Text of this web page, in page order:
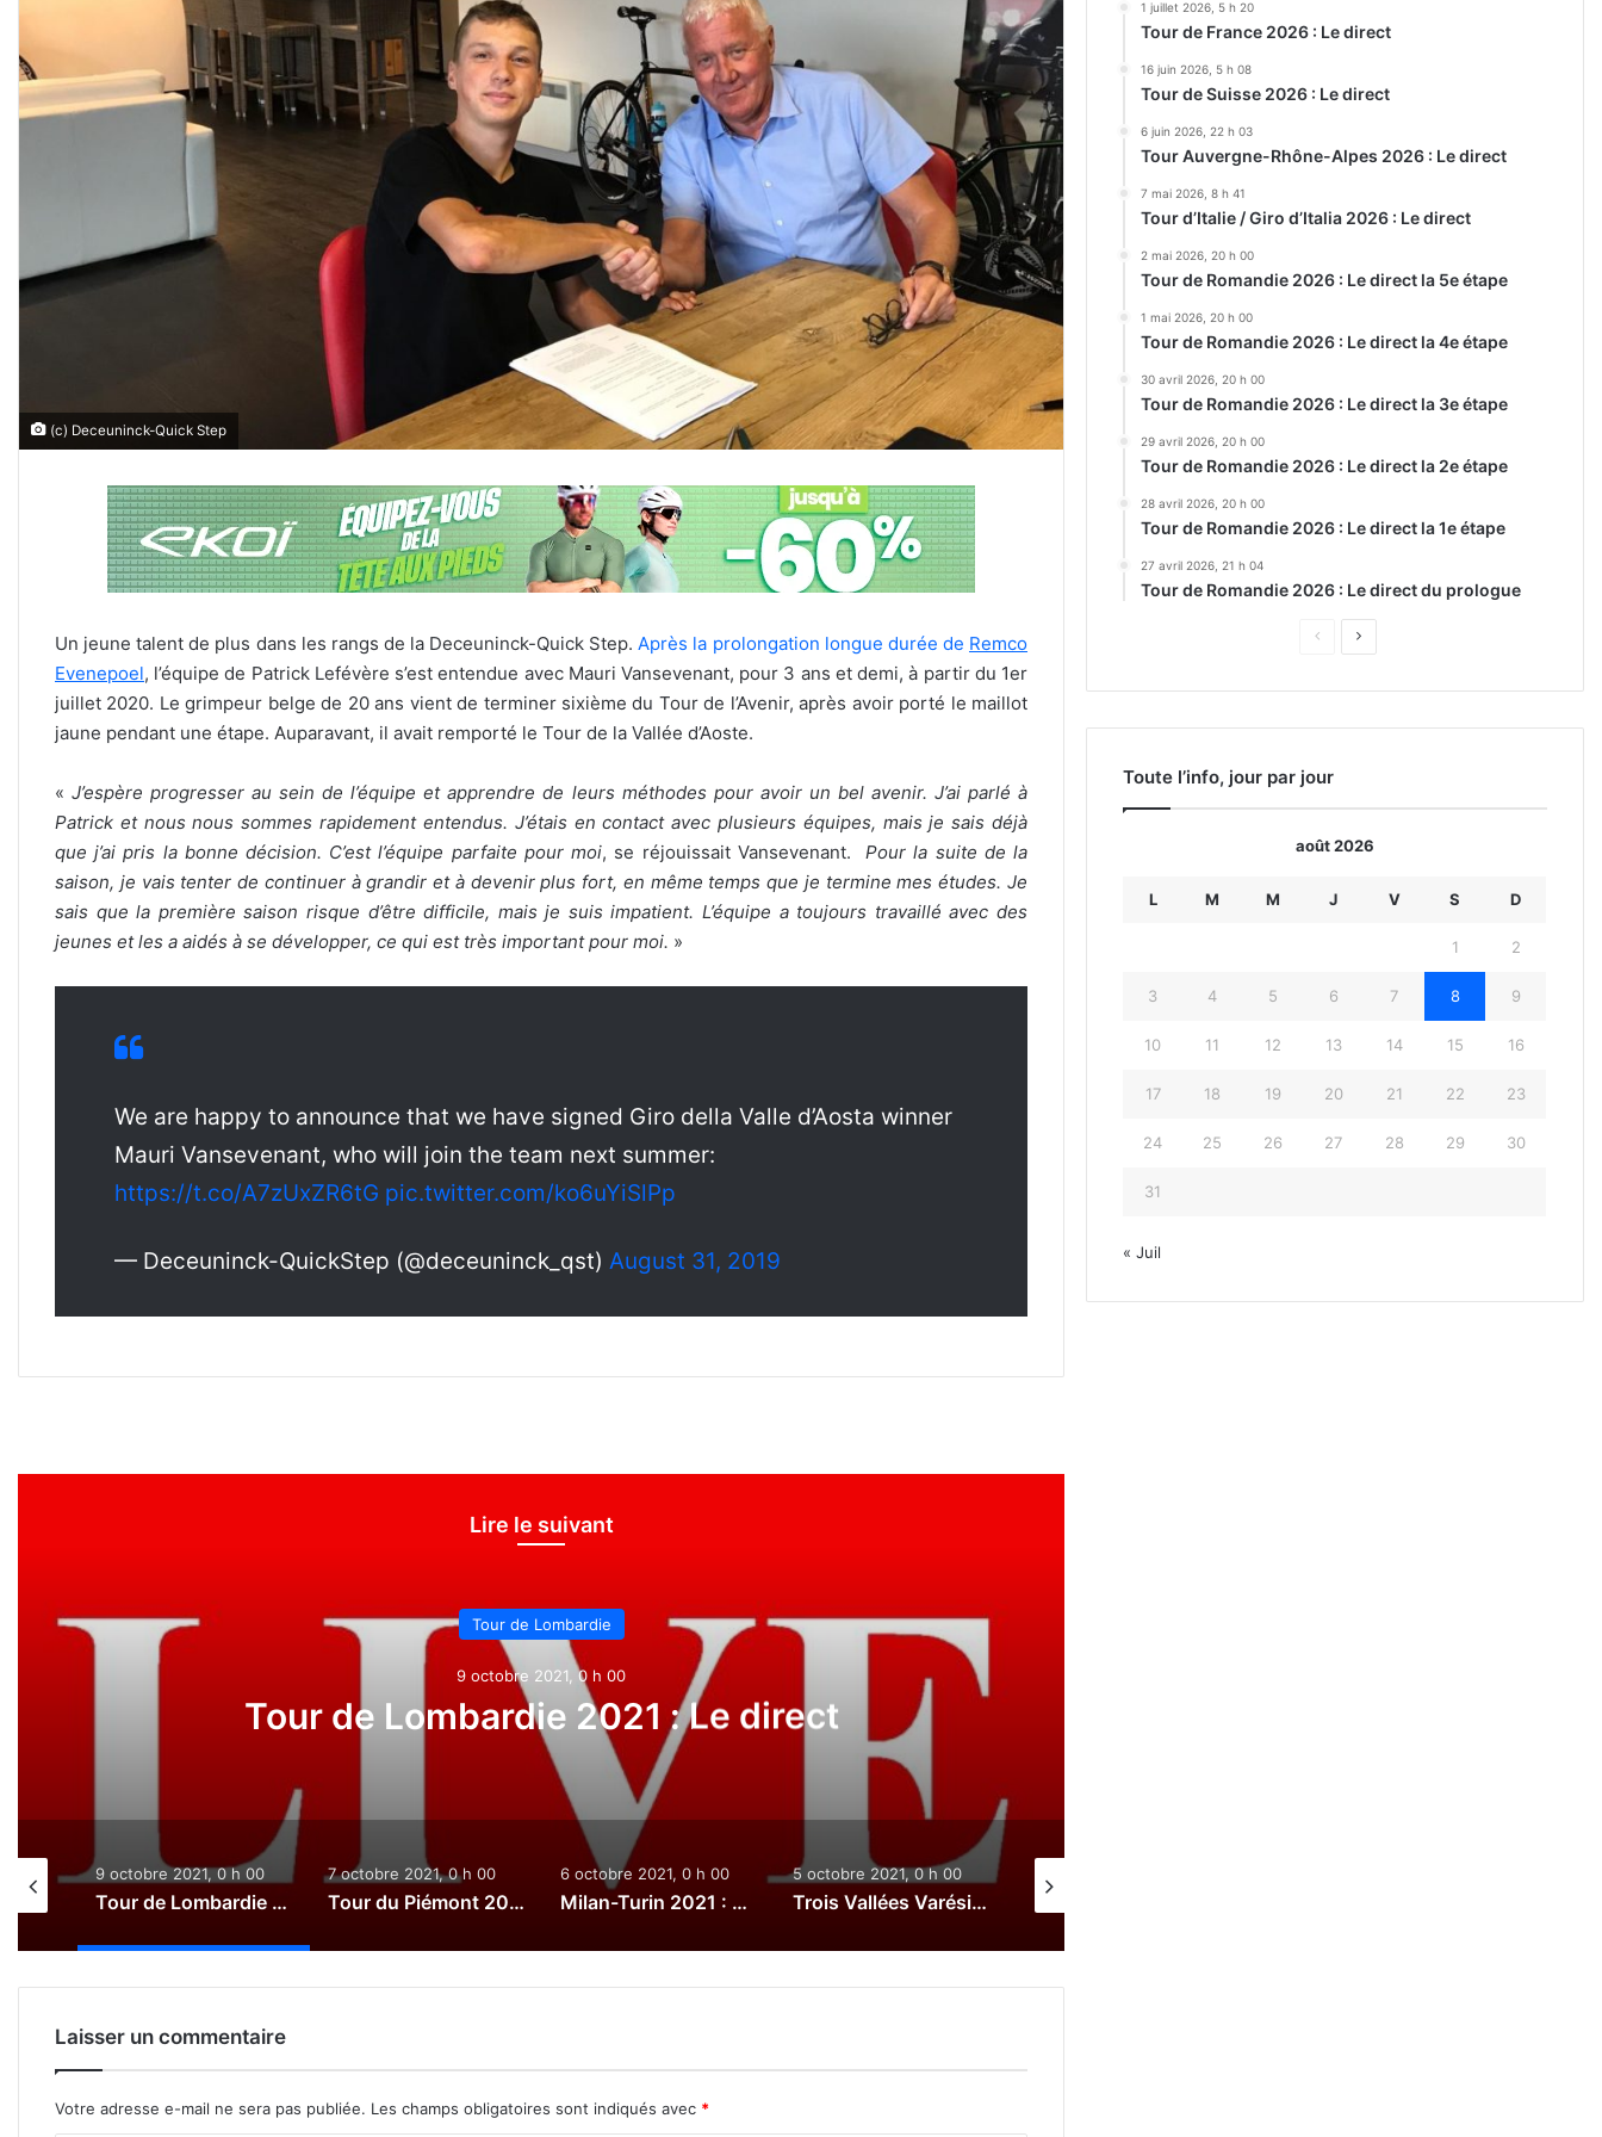
(c) Deceuninck-Quick Step
Un jeune talent de plus dans les rangs de la Deceuninck-Quick Step.Après la prolongation longue durée de Remco
Evenepoel, l’équipe de Patrick Lefévère s’est entendue avec Mauri Vansevenant, pour 3 ans et demi, à partir du 1er
juillet 2020. Le grimpeur belge de 20 ans vient de terminer sixième du Tour de l’Avenir, après avoir porté le maillot
jaune pendant une étape. Auparavant, il avait remporté le Tour de la Vallée d’Aoste.
«J’espère progresser au sein de l’équipe et apprendre de leurs méthodes pour avoir un bel avenir. J’ai parlé à
Patrick et nous nous sommes rapidement entendus. J’étais en contact avec plusieurs équipes, mais je sais déjà
que j’ai pris la bonne décision. C’est l’équipe parfaite pour moi, se réjouissait Vansevenant.Pour la suite de la
saison, je vais tenter de continuer à grandir et à devenir plus fort, en même temps que je termine mes études. Je
sais que la première saison risque d’être difficile, mais je suis impatient. L’équipe a toujours travaillé avec des
jeunes et les a aidés à se développer, ce qui est très important pour moi. »
We are happy to announce that we have signed Giro della Valle d’Aosta winner
Mauri Vansevenant, who will join the team next summer:
https://t.co/A7zUxZR6tG pic.twitter.com/ko6uYiSlPp
— Deceuninck-QuickStep (@deceuninck_qst) August 31, 2019
Lire le suivant
Tour de Lombardie
9 octobre 2021, 0 h 00
Tour de Lombardie 2021 : Le direct
9 octobre 2021, 0 h 00
Tour de Lombardie 2021 : Le direct
7 octobre 2021, 0 h 00
Tour du Piémont 2021 : Le direct
6 octobre 2021, 0 h 00
Milan-Turin 2021 : Le direct
5 octobre 2021, 0 h 00
Trois Vallées Varésines 2021 : Le direct
Laisser un commentaire
Votre adresse e-mail ne sera pas publiée. Les champs obligatoires sont indiqués avec *
1 juillet 2026, 5 h 20
Tour de France 2026 : Le direct
16 juin 2026, 5 h 08
Tour de Suisse 2026 : Le direct
6 juin 2026, 22 h 03
Tour Auvergne-Rhône-Alpes 2026 : Le direct
7 mai 2026, 8 h 41
Tour d’Italie / Giro d’Italia 2026 : Le direct
2 mai 2026, 20 h 00
Tour de Romandie 2026 : Le direct la 5e étape
1 mai 2026, 20 h 00
Tour de Romandie 2026 : Le direct la 4e étape
30 avril 2026, 20 h 00
Tour de Romandie 2026 : Le direct la 3e étape
29 avril 2026, 20 h 00
Tour de Romandie 2026 : Le direct la 2e étape
28 avril 2026, 20 h 00
Tour de Romandie 2026 : Le direct la 1e étape
27 avril 2026, 21 h 04
Tour de Romandie 2026 : Le direct du prologue
Page
Page
Toute l’info, jour par jour
août 2026
L M M J V S D
1 2
3 4 5 6 7 8 9
10 11 12 13 14 15 16
17 18 19 20 21 22 23
24 25 26 27 28 29 30
31
« Juil